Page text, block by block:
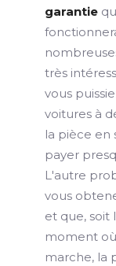
garantie
très
vous
voitures à
la pièce en
payer
L'autre
vous
et que, soit
moment
marche, la